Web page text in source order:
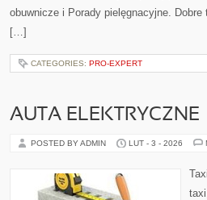
obuwnicze i Porady pielęgnacyjne.
[…]
CATEGORIES: PRO-EXPERT
AUTA ELEKTRYCZNE
POSTED BY ADMIN LUT - 3 - 2026